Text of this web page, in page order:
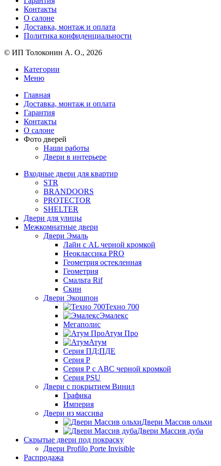
Контакты
О салоне
Доставка, монтаж и оплата
Политика конфиденциальности
© ИП Толоконин А. О., 2026
Категории
Меню
Главная
Доставка, монтаж и оплата
Гарантия
Контакты
О салоне
Фото дверей
Наши работы
Двери в интерьере
Входные двери для квартир
STR
BRANDOORS
PROTECTOR
SHELTER
Двери для улицы
Межкомнатные двери
Двери Эмаль
Лайн с AL черной кромкой
Неоклассика PRO
Геометрия остекленная
Геометрия
Смальта Rif
Скин
Двери Экошпон
Техно 700
Эмалекс
Мегаполис
Атум Про
Атум
Серия ПД;ПДЕ
Серия Р
Серия Р с АВС черной кромкой
Серия PSU
Двери с покрытием Винил
Графика
Империя
Двери из массива
Двери Массив ольхи
Двери Массив дуба
Скрытые двери под покраску
Двери Profilo Porte Invisible
Распродажа